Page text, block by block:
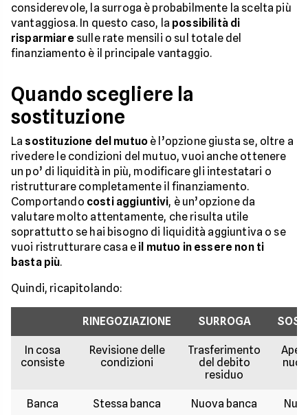
considerevole, la surroga è probabilmente la scelta più
vantaggiosa. In questo caso, la possibilità di
risparmiare sulle rate mensili o sul totale del
finanziamento è il principale vantaggio.
Quando scegliere la
sostituzione
La sostituzione del mutuo è l’opzione giusta se, oltre a
rivedere le condizioni del mutuo, vuoi anche ottenere
un po’ di liquidità in più, modificare gli intestatari o
ristrutturare completamente il finanziamento.
Comportando costi aggiuntivi, è un’opzione da
valutare molto attentamente, che risulta utile
soprattutto se hai bisogno di liquidità aggiuntiva o se
vuoi ristrutturare casa e il mutuo in essere non ti
basta più.
Quindi, ricapitolando:
RINEGOZIAZIONE SURROGA
In cosa
consiste
Revisione delle
condizioni
Trasferimento
del debito
residuo
Banca Stessa banca Nuova banca